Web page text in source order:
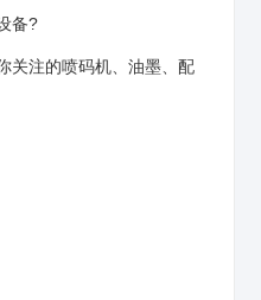
备?
关注的喷码机、油墨、配